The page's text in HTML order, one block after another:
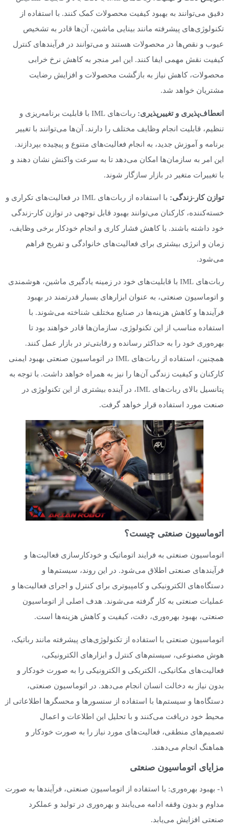
دقیق می‌توانند به بهبود کیفیت محصولات کمک کنند. با استفاده از
تکنولوژی‌های پیشرفته مانند بینایی ماشین، آن‌ها قادر به تشخیص
عیوب و نقص‌ها در محصولات هستند و می‌توانند در فرآیندهای کنترل
کیفیت نقش مهمی ایفا کنند. این امر منجر به کاهش نرخ خرابی
محصولات، کاهش نیاز به بازگشت محصولات و افزایش رضایت
مشتریان خواهد شد.
انعطاف‌پذیری و تغییرپذیری:
ربات‌های IML با قابلیت برنامه‌ریزی و
تنظیم، قابلیت انجام وظایف مختلف را دارند. آن‌ها می‌توانند با تغییر
برنامه و آموزش جدید، به انجام فعالیت‌های متنوع و پیچیده بپردازند.
این امر به سازمان‌ها امکان می‌دهد تا به سرعت واکنش نشان دهند و
با تغییرات متغیر در بازار سازگار شوند.
توازن کار-زندگی:
با استفاده از ربات‌های IML در فعالیت‌های تکراری و
خسته‌کننده، کارکنان می‌توانند بهبود قابل توجهی در توازن کار-زندگی
خود داشته باشند. با کاهش فشار کاری و انجام خودکار برخی وظایف،
زمان و انرژی بیشتری برای فعالیت‌های خانوادگی و تفریح فراهم
می‌شود.
ربات‌های IML با قابلیت‌های خود در زمینه یادگیری ماشین، هوشمندی
و اتوماسیون صنعتی، به عنوان ابزارهای بسیار قدرتمند در بهبود
فرآیندها و کاهش هزینه‌ها در صنایع مختلف شناخته می‌شوند. با
استفاده مناسب از این تکنولوژی، سازمان‌ها قادر خواهند بود تا
بهره‌وری خود را به حداکثر رسانده و رقابتی‌تر در بازار عمل کنند.
همچنین، استفاده از ربات‌های IML در اتوماسیون صنعتی بهبود ایمنی
کارکنان و کیفیت زندگی آن‌ها را نیز به همراه خواهد داشت. با توجه به
پتانسیل بالای ربات‌های IML، در آینده بیشتری از این تکنولوژی در
صنعت مورد استفاده قرار خواهد گرفت.
اتوماسیون صنعتی چیست؟
اتوماسیون صنعتی به فرایند اتوماتیک و خودکارسازی فعالیت‌ها و
فرآیندهای صنعتی اطلاق می‌شود. در این روند، سیستم‌ها و
دستگاه‌های الکترونیکی و کامپیوتری برای کنترل و اجرای فعالیت‌ها و
عملیات صنعتی به کار گرفته می‌شوند. هدف اصلی از اتوماسیون
صنعتی، بهبود بهره‌وری، دقت، کیفیت و کاهش هزینه‌ها است.
اتوماسیون صنعتی با استفاده از تکنولوژی‌های پیشرفته مانند رباتیک،
هوش مصنوعی، سیستم‌های کنترل و ابزارهای الکترونیکی،
فعالیت‌های مکانیکی، الکتریکی و الکترونیکی را به صورت خودکار و
بدون نیاز به دخالت انسان انجام می‌دهد. در اتوماسیون صنعتی،
دستگاه‌ها و سیستم‌ها با استفاده از سنسورها و محسگرها اطلاعاتی از
محیط خود دریافت می‌کنند و با تحلیل این اطلاعات و اعمال
تصمیم‌های منطقی، فعالیت‌های مورد نیاز را به صورت خودکار و
هماهنگ انجام می‌دهند.
مزایای اتوماسیون صنعتی
۱- بهبود بهره‌وری: با استفاده از اتوماسیون صنعتی، فرآیندها به صورت
مداوم و بدون وقفه ادامه می‌یابند و بهره‌وری در تولید و عملکرد
صنعتی افزایش می‌یابد.